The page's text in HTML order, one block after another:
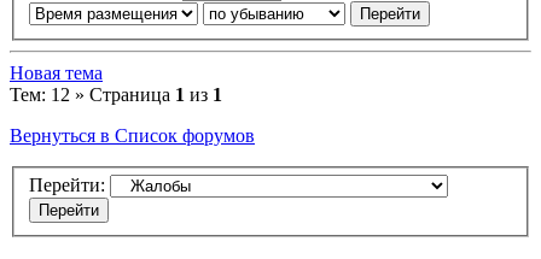
Новая тема
Тем: 12 » Страница 1 из 1
Вернуться в Список форумов
Перейти: